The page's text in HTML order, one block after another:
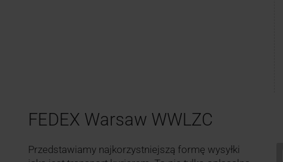
FEDEX Warsaw WWLZC
Przedstawiamy najkorzystniejszą formę wysyłki